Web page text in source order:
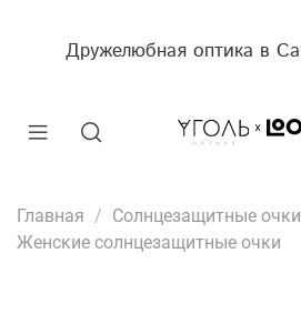
Дружелюбная оптика в
Главная
Солнцезащитные очки
Женские солнцезащитные очки